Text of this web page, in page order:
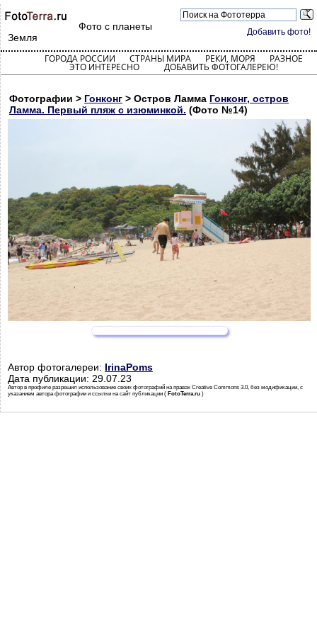
Добавить фото!
Фото с планеты
Земля
ГОРОДА РОССИИ СТРАНЫ МИРА РЕКИ, МОРЯ РАЗНОЕ
ЭТО ИНТЕРЕСНО ДОБАВИТЬ ФОТОГАЛЕРЕЮ!
Фотографии > Гонконг > Остров Ламма Гонконг, остров
Ламма. Первый пляж с изюминкой. (Фото №14)
Автор фотогалереи: IrinaPoms
Дата публикации: 29.07.23
Автор в профиле разрешил использование своих фотографий на правах Creative Commons 3.0, без модификации, с
указанием автора фотографии и ссылки на сайт публикации ( FotoTerra.ru )